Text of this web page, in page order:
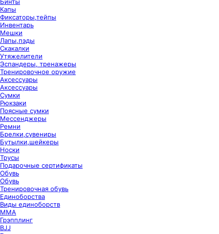
Капы
Фиксаторы,тейпы
Инвентарь
Мешки
Лапы,пэды
Скакалки
Утяжелители
Эспандеры, тренажеры
Тренировочное оружие
Аксессуары
Аксессуары
Сумки
Рюкзаки
Поясные сумки
Мессенджеры
Ремни
Брелки,сувениры
Бутылки,шейкеры
Носки
Трусы
Подарочные сертификаты
Обувь
Обувь
Тренировочная обувь
Единоборства
Виды единоборств
ММА
Грэпплинг
BJJ